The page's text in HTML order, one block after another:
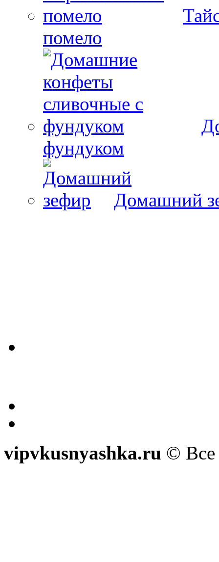
помело
фундуком
Домашний
vipvkusnyashka.ru © Все